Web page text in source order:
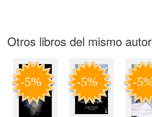
Otros libros del mismo autor